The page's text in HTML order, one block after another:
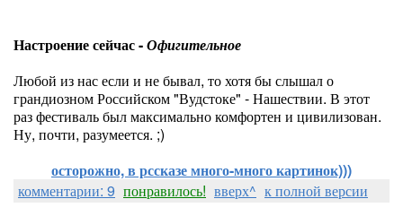
Настроение сейчас -Офигительное
Любой из нас если и не бывал, то хотя бы слышал о
грандиозном Российском "Вудстоке" - Нашествии. В этот
раз фестиваль был максимально комфортен и цивилизован.
Ну, почти, разумеется. ;)
осторожно, в рссказе много-много картинок)))
комментарии: 9 понравилось! вверх^ к полной версии